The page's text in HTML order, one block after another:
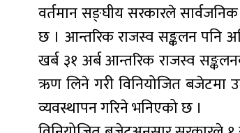
वर्तमान सङ्घीय सरकारले
छ । आन्तरिक राजस्व सङ्कलन पनि
खर्ब ३१ अर्ब आन्तरिक राजस्व
ऋण लिने गरी विनियोजित बजेटमा
व्यवस्थापन गरिने भनिएको छ ।